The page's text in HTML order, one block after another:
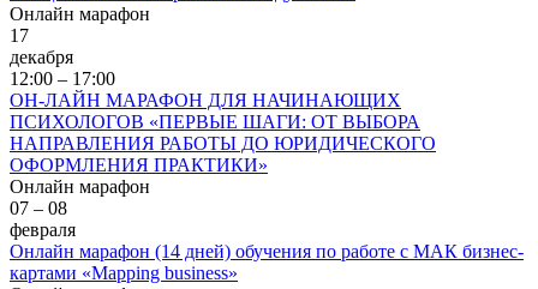
Онлайн марафон
17
декабря
12:00 – 17:00
ОН-ЛАЙН МАРАФОН ДЛЯ НАЧИНАЮЩИХ
ПСИХОЛОГОВ «ПЕРВЫЕ ШАГИ: ОТ ВЫБОРА
НАПРАВЛЕНИЯ РАБОТЫ ДО ЮРИДИЧЕСКОГО
ОФОРМЛЕНИЯ ПРАКТИКИ»
Онлайн марафон
07 – 08
февраля
Онлайн марафон (14 дней) обучения по работе с МАК бизнес-
картами «Mapping business»